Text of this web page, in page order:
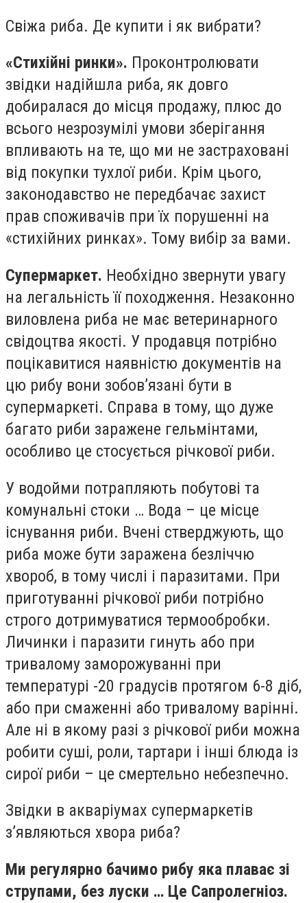
Свіжа риба. Де купити і як вибрати?
«Стихійні ринки». Проконтролювати
звідки надійшла риба, як довго
добиралася до місця продажу, плюс до
всього незрозумілі умови зберігання
впливають на те, що ми не застраховані
від покупки тухлої риби. Крім цього,
законодавство не передбачає захист
прав споживачів при їх порушенні на
«стихійних ринках». Тому вибір за вами.
Супермаркет. Необхідно звернути увагу
на легальність її походження. Незаконно
виловлена риба не має ветеринарного
свідоцтва якості. У продавця потрібно
поцікавитися наявністю документів на
цю рибу вони зобов’язані бути в
супермаркеті. Справа в тому, що дуже
багато риби заражене гельмінтами,
особливо це стосується річкової риби.
У водойми потрапляють побутові та
комунальні стоки … Вода – це місце
існування риби. Вчені стверджують, що
риба може бути заражена безліччю
хвороб, в тому числі і паразитами. При
приготуванні річкової риби потрібно
строго дотримуватися термообробки.
Личинки і паразити гинуть або при
тривалому заморожуванні при
температурі -20 градусів протягом 6-8 діб,
або при смаженні або тривалому варінні.
Але ні в якому разі з річкової риби можна
робити суші, роли, тартари і інші блюда із
сирої риби – це смертельно небезпечно.
Звідки в акваріумах супермаркетів
з’являються хвора риба?
Ми регулярно бачимо рибу яка плаває зі
струпами, без луски … Це Сапролегніоз.